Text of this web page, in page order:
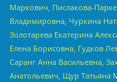
Маркович, Пислакова-
Владимировна, Чуркина
Золотарева Екатерина
Елена Борисовна, Гудков
Саранг Анна Васильевна,
Анатольевич, Щур Татьяна